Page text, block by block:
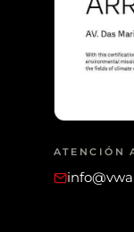
ATENCIÓN